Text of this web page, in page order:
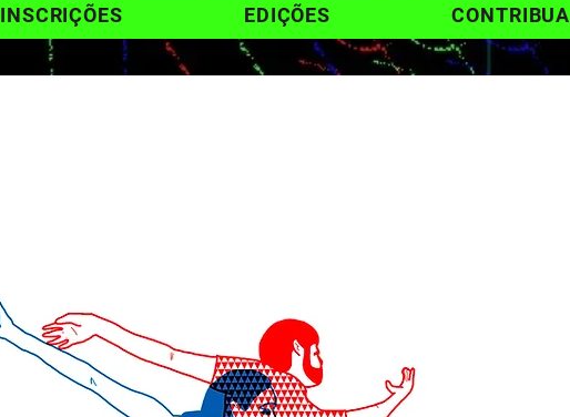
INSCRIÇÕES EDIÇÕES CONTRIBUA